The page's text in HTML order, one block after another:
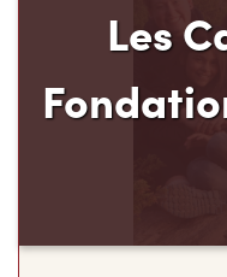
Le programme